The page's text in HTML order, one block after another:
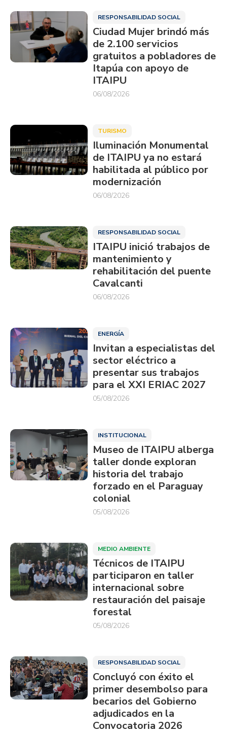
RESPONSABILIDAD SOCIAL
Ciudad Mujer brindó más
de 2.100 servicios
gratuitos a pobladores de
Itapúa con apoyo de
ITAIPU
06/08/2026
TURISMO
Iluminación Monumental
de ITAIPU ya no estará
habilitada al público por
modernización
06/08/2026
RESPONSABILIDAD SOCIAL
ITAIPU inició trabajos de
mantenimiento y
rehabilitación del puente
Cavalcanti
06/08/2026
ENERGÍA
Invitan a especialistas del
sector eléctrico a
presentar sus trabajos
para el XXI ERIAC 2027
05/08/2026
INSTITUCIONAL
Museo de ITAIPU alberga
taller donde exploran
historia del trabajo
forzado en el Paraguay
colonial
05/08/2026
MEDIO AMBIENTE
Técnicos de ITAIPU
participaron en taller
internacional sobre
restauración del paisaje
forestal
05/08/2026
RESPONSABILIDAD SOCIAL
Concluyó con éxito el
primer desembolso para
becarios del Gobierno
adjudicados en la
Convocatoria 2026